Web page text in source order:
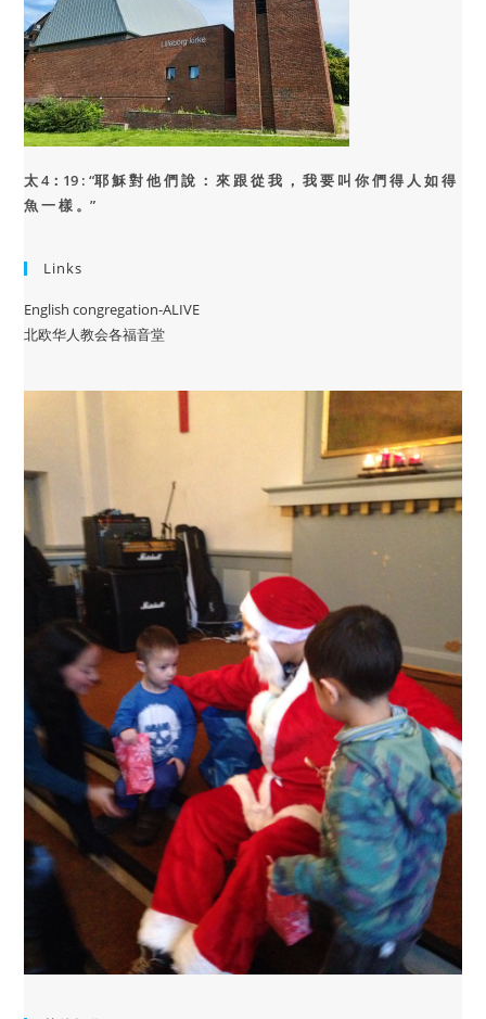
太 4：19 : “耶 穌 對 他 們 說 ： 來 跟 從 我 ， 我 要 叫 你 們 得 人 如 得
魚 一 樣 。”
Links
English congregation-ALIVE
北欧华人教会各福音堂